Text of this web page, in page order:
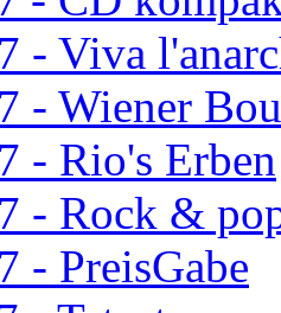
- Viva
- Wiener
- Rio's Erben
- Rock &
- PreisGabe